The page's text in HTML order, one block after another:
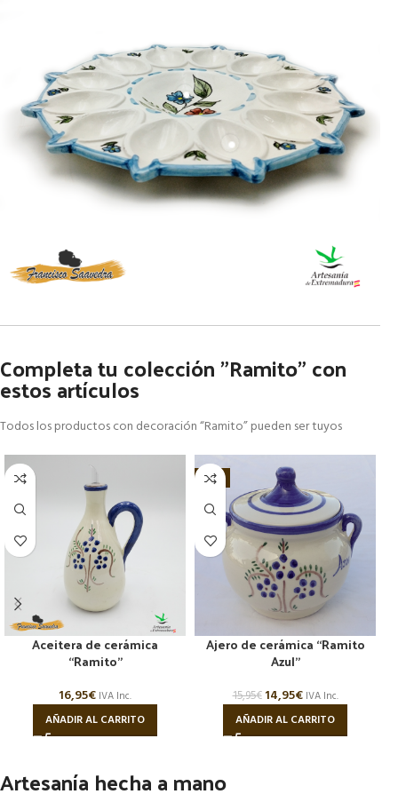
Completa tu colección "Ramito" con
estos artículos
Todos los productos con decoración “Ramito” pueden ser tuyos
Aceitera de cerámica
“Ramito”
16,95€ IVA Inc.
AÑADIR AL CARRITO
-6%
Ajero de cerámica “Ramito
Azul”
15,95€ 14,95€ IVA Inc.
AÑADIR AL CARRITO
Artesanía hecha a mano